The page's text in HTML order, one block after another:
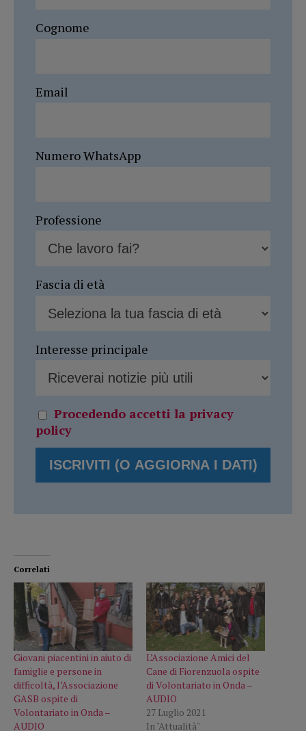
Cognome
Email
Numero WhatsApp
Professione
Fascia di età
Interesse principale
Procedendo accetti la privacy
policy
Correlati
Giovani piacentini in aiuto di
famiglie e persone in
difficoltà, l’Associazione
GASB ospite di
Volontariato in Onda –
AUDIO
L’Associazione Amici del
Cane di Fiorenzuola ospite
di Volontariato in Onda –
AUDIO
27 Luglio 2021
In "Attualità"